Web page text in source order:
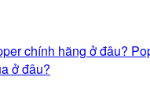
chính hãng ở đâu?
ở đâu?